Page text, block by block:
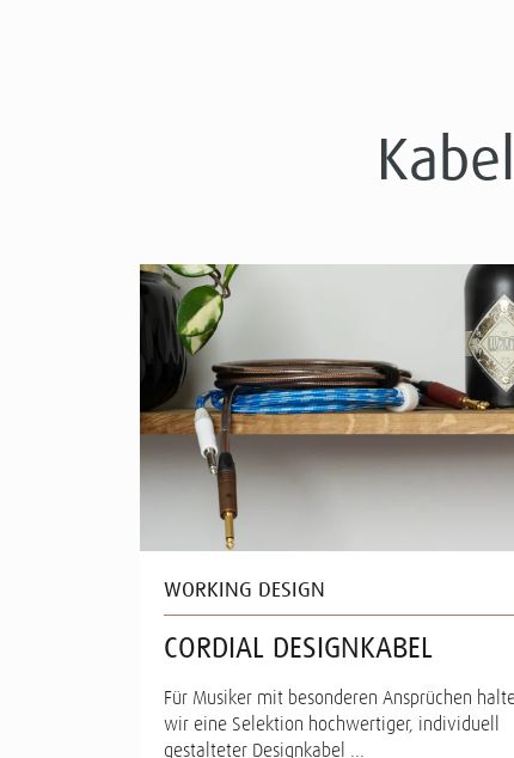
WORKING DESIGN
CORDIAL DESIGNKABEL
Für Musiker mit besonderen Ansprüchen
wir eine Selektion hochwertiger, individuell
gestalteter Designkabel ...